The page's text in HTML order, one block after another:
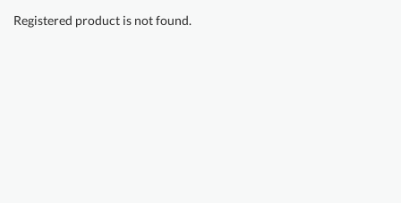
Registered product is not found.